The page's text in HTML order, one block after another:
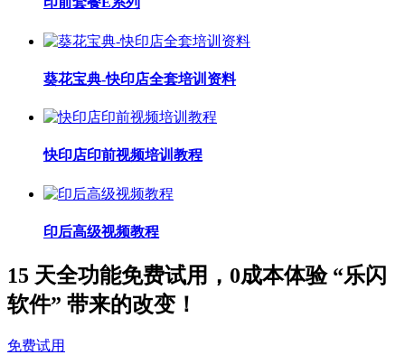
葵花宝典-快印店全套培训资料
快印店印前视频培训教程
印后高级视频教程
15 天全功能免费试用，0成本体验 “乐闪
软件” 带来的改变！
免费试用